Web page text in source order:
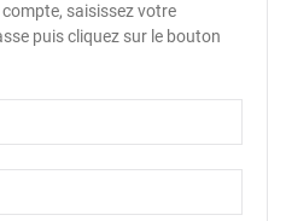
saisissez votre
puis cliquez sur le bouton